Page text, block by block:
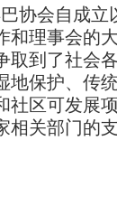
协会自成立
和理事会的
取到了社会
地保护、传
社区可发展
相关部门的